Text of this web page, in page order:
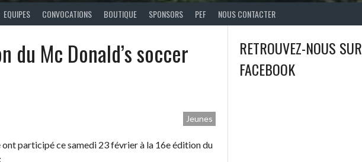
EQUIPES CONVOCATIONS BOUTIQUE SPONSORS PEF NOUS CONTACTER
du Mc Donald’s soccer
Jeunes
ont participé ce samedi 23 février à la 16e édition du
RETROUVEZ-NOUS SUR
FACEBOOK